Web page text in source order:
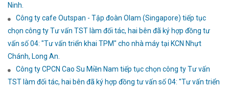
Ninh.
Công ty cafe Outspan - Tập đoàn Olam (Singapore) tiếp tục
chọn công ty Tư vấn TST làm đối tác, hai bên đã ký hợp đồng tư
vấn số 04: "Tư vấn triển khai TPM" cho nhà máy tại KCN Nhựt
Chánh, Long An.
Công ty CPCN Cao Su Miền Nam tiếp tục chọn công ty Tư vấn
TST làm đối tác, hai bên đã ký hợp đồng tư vấn số 04: "Tư vấn triển